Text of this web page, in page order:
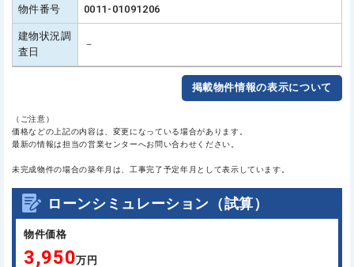
物件番号 0011-01091206
建物状況調
査日
－
掲載物件情報の表示について
（ご注意）
価格などの上記の内容は、変更になっている場合があります。
最新の情報は担当の営業センターへお問い合わせください。
未完成物件の場合の築年月は、工事完了予定年月として表示しています。
ローンシミュレーション（試算）
物件価格
3,950万円